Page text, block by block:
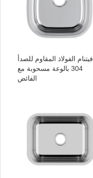
فيتنام الفولاذ المقاوم للصدأ
304 بالوعة مسحوبة مع
الفائض